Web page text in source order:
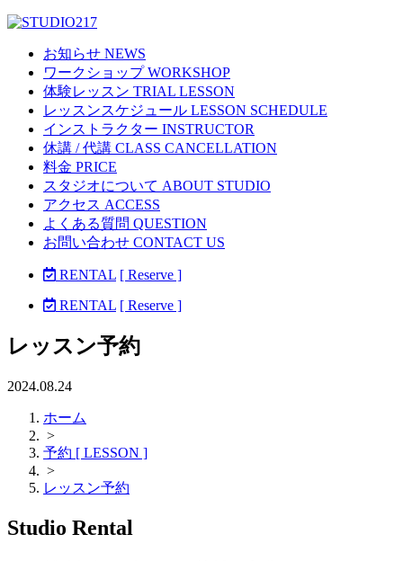
お知らせ NEWS
ワークショップ WORKSHOP
体験レッスン TRIAL LESSON
レッスンスケジュール LESSON SCHEDULE
インストラクター INSTRUCTOR
休講 / 代講 CLASS CANCELLATION
料金 PRICE
スタジオについて ABOUT STUDIO
アクセス ACCESS
よくある質問 QUESTION
お問い合わせ CONTACT US
RENTAL [ Reserve ]
RENTAL [ Reserve ]
レッスン予約
2024.08.24
ホーム
>
予約 [ LESSON ]
>
レッスン予約
Studio Rental